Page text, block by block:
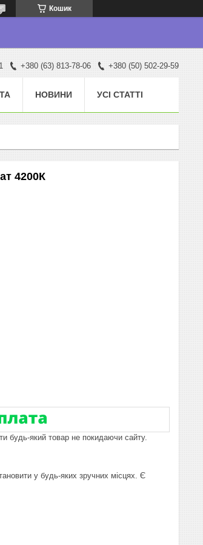
Кошик
+380 (63) 813-78-06 +380 (50) 502-29-59
НОВИНИ УСІ СТАТТІ
4200К
будь-який товар не покидаючи сайту.
у будь-яких зручних місцях. Є